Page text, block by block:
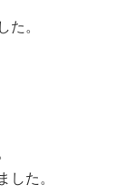
た。
した。